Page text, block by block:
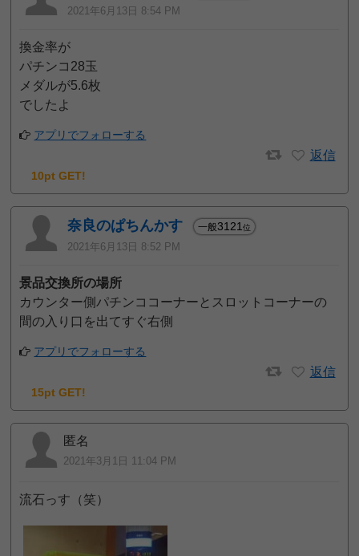
2021年6月13日 8:54 PM
換金率が
パチンコ28玉
メダルが5.6枚
でしたよ
アプリでフォローする
返信
10pt GET!
奈良のぱちんかす 一般3121位
2021年6月13日 8:52 PM
景品交換所の場所
カウンター側パチンココーナーとスロットコーナーの
間の入り口を出てすぐ右側
アプリでフォローする
返信
15pt GET!
匿名
2021年3月1日 11:04 PM
流石っす（笑）